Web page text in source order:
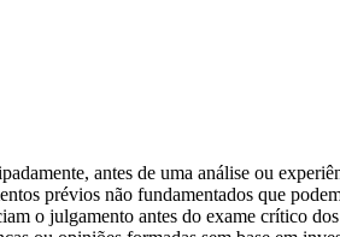
antes de uma análise ou
prévios não fundamentados que
o julgamento antes do exame crítico